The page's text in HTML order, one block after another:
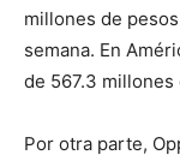
millones de
semana. En
de 567.3 millones
Por otra parte,